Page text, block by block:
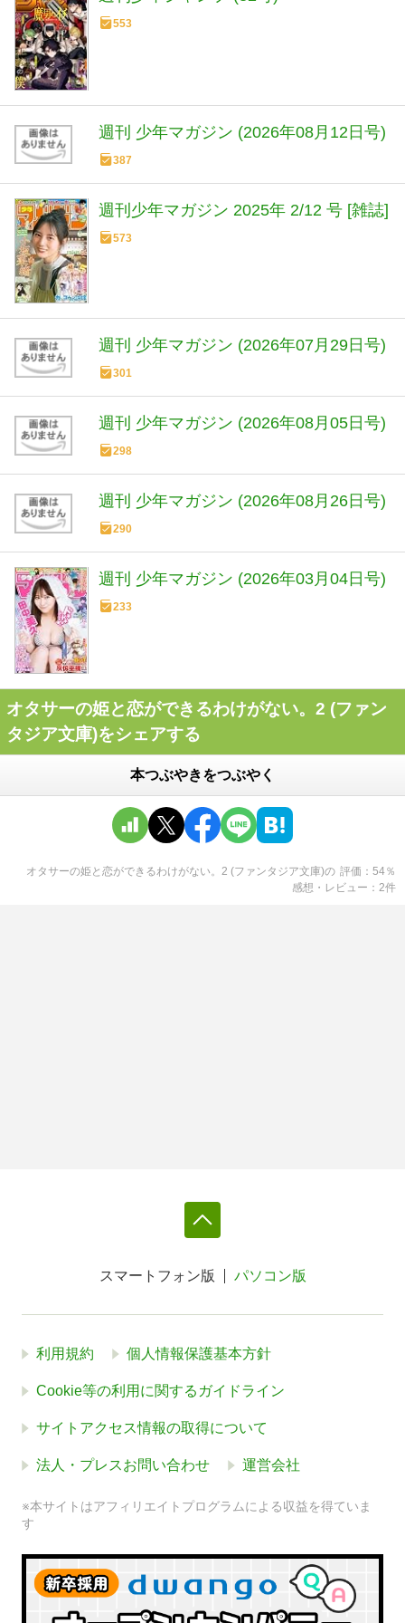
553
週刊 少年マガジン (2026年08月12日号)
387
週刊少年マガジン 2025年 2/12 号 [雑誌]
573
週刊 少年マガジン (2026年07月29日号)
301
週刊 少年マガジン (2026年08月05日号)
298
週刊 少年マガジン (2026年08月26日号)
290
週刊 少年マガジン (2026年03月04日号)
233
オタサーの姫と恋ができるわけがない。2 (ファン
タジア文庫)をシェアする
本つぶやきをつぶやく
オタサーの姫と恋ができるわけがない。2 (ファンタジア文庫)の 評価 54％
感想・レビュー
2件
スマートフォン版 パソコン版
利用規約 個人情報保護基本方針
Cookie等の利用に関するガイドライン
サイトアクセス情報の取得について
法人・プレスお問い合わせ 運営会社
※本サイトはアフィリエイトプログラムによる収益を得ていま
す